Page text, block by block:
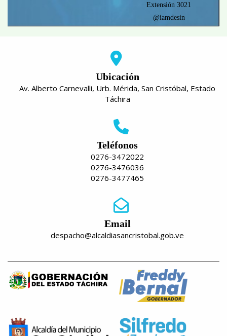
Extensión 3021
@iamdesin
Ubicación
Av. Alberto Carnevalli, Urb. Mérida, San Cristóbal, Estado
Táchira
Teléfonos
0276-3472022
0276-3476036
0276-3477465
Email
despacho@alcaldiasancristobal.gob.ve